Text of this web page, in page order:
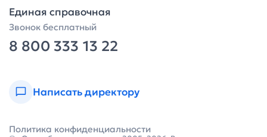
Единая справочная
Звонок бесплатный
8 800 333 13 22
Написать директору
Политика конфиденциальности